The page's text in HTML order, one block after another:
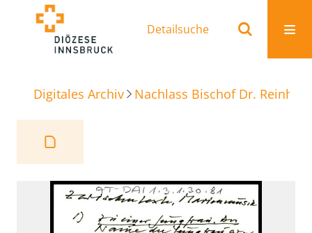
Detailsuche
Digitales Archiv Nachlass Bischof Dr.